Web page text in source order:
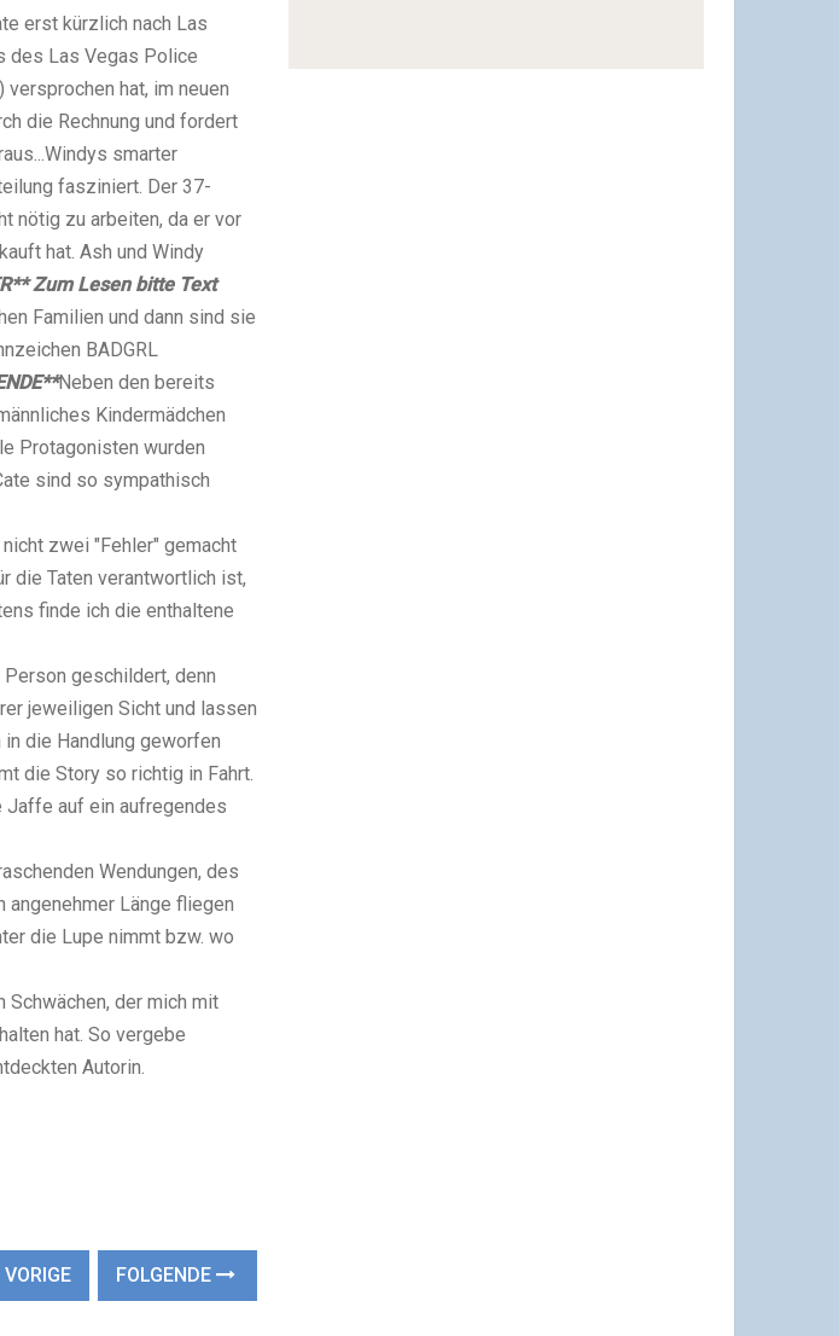
erst kürzlich nach Las
des Las Vegas Police
versprochen hat, im neuen
die Rechnung und fordert
Windys smarter
fasziniert. Der 37-
nötig zu arbeiten, da er vor
hat. Ash und Windy
Zum Lesen bitte Text
Familien und dann sind sie
BADGRL
Neben den bereits
Kindermädchen
Protagonisten wurden
sind so sympathisch
zwei "Fehler" gemacht
die Taten verantwortlich ist,
finde ich die enthaltene
geschildert, denn
jeweiligen Sicht und lassen
in die Handlung geworfen
die Story so richtig in Fahrt.
Jaffe auf ein aufregendes
Wendungen, des
Länge fliegen
die Lupe nimmt bzw. wo
der mich mit
hat. So vergebe
Autorin.
VORIGE FOLGENDE